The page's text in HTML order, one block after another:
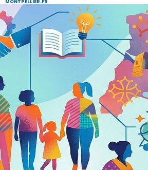
MONTPELLIER.FR